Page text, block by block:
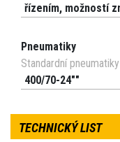
řízením, možností
Pneumatiky
Standardní pneumatiky
400/70-24""
TECHNICKÝ LIST